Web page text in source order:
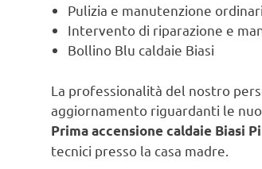
Pulizia e manutenzione
Intervento di riparazione e
Bollino Blu caldaie Biasi
La professionalità del nostro
aggiornamento riguardanti le
Prima accensione caldaie Biasi
tecnici presso la casa madre.